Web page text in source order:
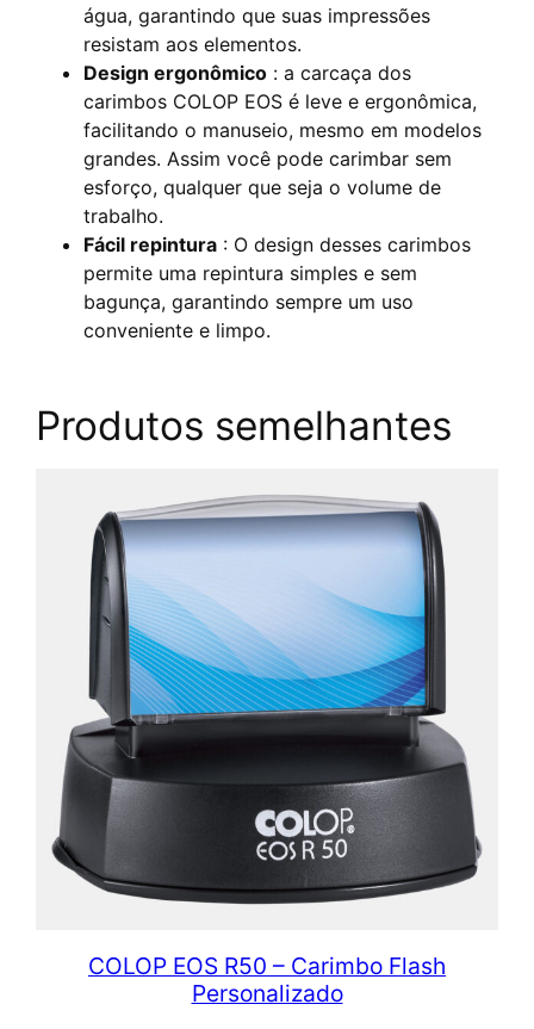
água, garantindo que suas impressões
resistam aos elementos.
Design ergonômico : a carcaça dos
carimbos COLOP EOS é leve e ergonômica,
facilitando o manuseio, mesmo em modelos
grandes. Assim você pode carimbar sem
esforço, qualquer que seja o volume de
trabalho.
Fácil repintura : O design desses carimbos
permite uma repintura simples e sem
bagunça, garantindo sempre um uso
conveniente e limpo.
Produtos semelhantes
COLOP EOS R50 – Carimbo Flash
Personalizado